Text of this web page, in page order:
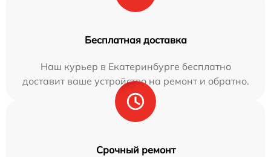
Бесплатная доставка
Наш курьер в Екатеринбурге бесплатно
доставит ваше устройство на ремонт и обратно.
Срочный ремонт